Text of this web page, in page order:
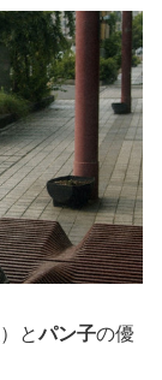
）とパン子の優